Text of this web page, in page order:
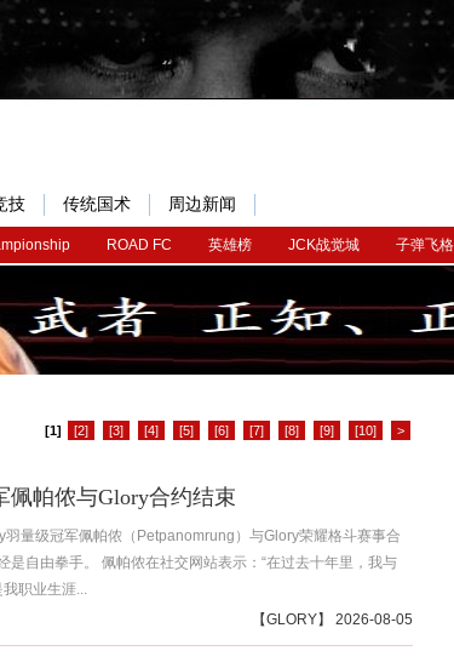
ROAD FC 英雄榜 JCK战觉城 子弹飞
技 传统国术 周边新闻
[1] [2] [3] [4] [5] [6] [7] [8] [9] [10] >
佩帕侬与Glory合约结束
羽量级冠军佩帕侬（Petpanomrung）与Glory荣耀格斗赛事合
是自由拳手。 佩帕侬在社交网站表示：“在过去十年里，我与
职业生涯...
【GLORY】 2026-08-05